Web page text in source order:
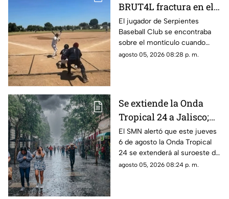
BRUT4L fractura en el
brazo mientras lanzaba
El jugador de Serpientes
Baseball Club se encontraba
sobre el montículo cuando
inició el movimiento para
agosto 05, 2026 08:28 p. m.
Se extiende la Onda
Tropical 24 a Jalisco;
¿cómo modificará el
clima de Guadalajara?
El SMN alertó que este jueves
6 de agosto la Onda Tropical
24 se extenderá al suroeste de
Jalisco; así modificará el clima
agosto 05, 2026 08:24 p. m.